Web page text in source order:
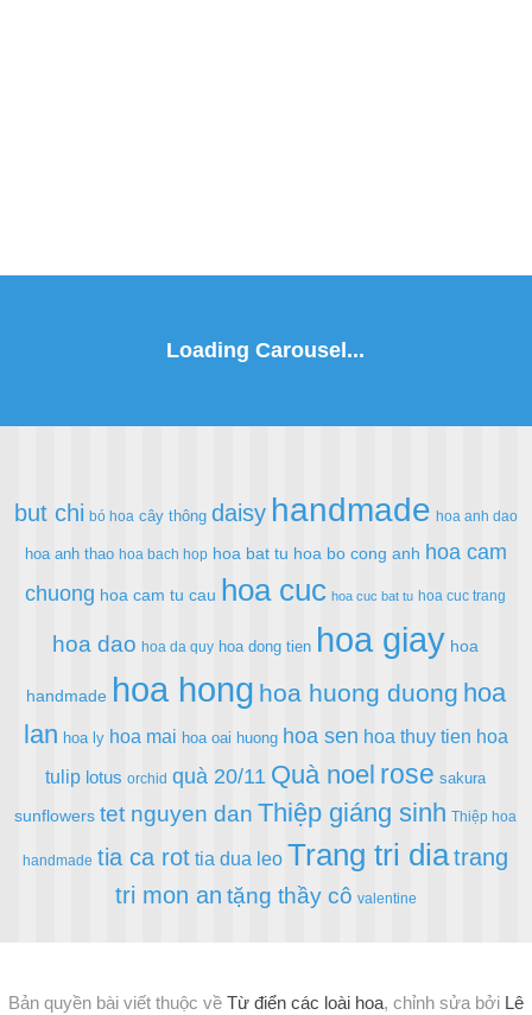
but chi bó hoa cây thông daisy handmade hoa anh dao
hoa anh thao hoa bach hop hoa bat tu hoa bo cong anh hoa cam
chuong hoa cam tu cau hoa cuc hoa cuc bat tu hoa cuc trang
hoa dao hoa da quy hoa dong tien hoa giay hoa
handmade hoa hong hoa huong duong hoa
lan hoa ly hoa mai hoa oai huong hoa sen hoa thuy tien hoa
tulip lotus orchid quà 20/11 Quà noel rose sakura
sunflowers tet nguyen dan Thiệp giáng sinh Thiệp hoa
handmade tia ca rot tia dua leo Trang tri diatrang
tri mon an tặng thầy cô valentine
Bản quyền bài viết thuộc về Từ điển các loài hoa, chỉnh sửa bởi Lê